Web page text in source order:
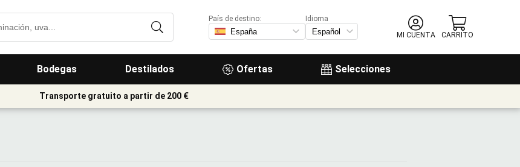
Bodegas Destilados Ofertas Selecciones
País de destino:
Idioma
MI CUENTA
CARRITO
Transporte gratuito a partir de 200 €